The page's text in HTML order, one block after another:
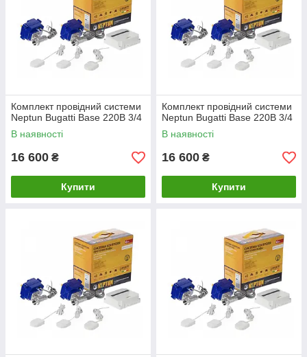
Комплект провідний системи
Neptun Bugatti Base 220B 3/4
В наявності
16 600 ₴
Купити
Комплект провідний системи
Neptun Bugatti Base 220B 3/4
В наявності
16 600 ₴
Купити